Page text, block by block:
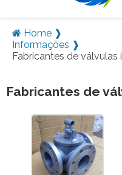
Home ❱
Informações ❱
Fabricantes de válvulas
Fabricantes de